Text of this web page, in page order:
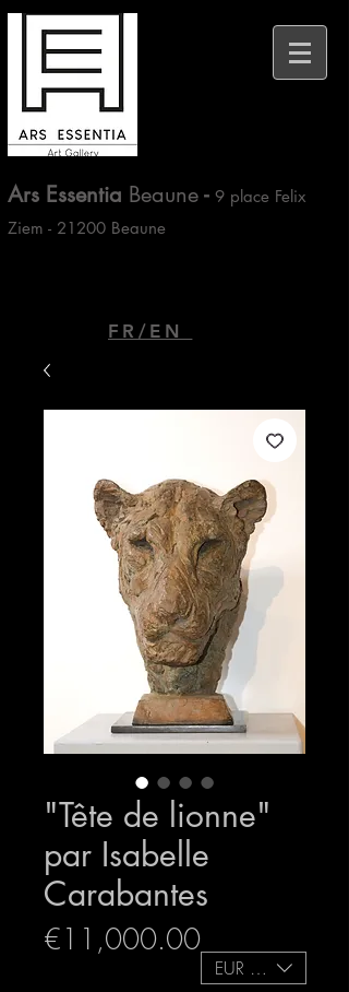
Ars Essentia Beaune- 9 place Felix
Ziem - 21200 Beaune
FR/EN
"Tête de lionne"
par Isabelle
Carabantes
€11,000.00Price
EUR (€)